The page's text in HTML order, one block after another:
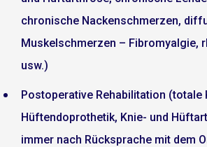
chronische Nackenschmerzen,
Muskelschmerzen – Fibromyalgie,
usw.)
Postoperative Rehabilitation (totale
Hüftendoprothetik, Knie- und
immer nach Rücksprache mit dem